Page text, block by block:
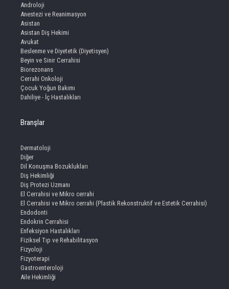
Androloji
Anestezi ve Reanimasyon
Asistan
Asistan Diş Hekimi
Avukat
Beslenme ve Diyetetik (Diyetisyen)
Beyin ve Sinir Cerrahisi
Biorezonans
Cerrahi Onkoloji
Çocuk Yoğun Bakımı
Dahiliye - İç Hastalıkları
Branşlar
Dermatoloji
Diğer
Dil Konuşma Bozuklukları
Diş Hekimliği
Diş Protezi Uzmanı
El Cerrahisi ve Mikro cerrahi
El Cerrahisi ve Mikro cerrahi (Plastik Rekonstruktif ve Estetik Cerrahisi)
Endodonti
Endokrin Cerrahisi
Enfeksiyon Hastalıkları
Fiziksel Tıp ve Rehabilitasyon
Fizyoloji
Fizyoterapi
Gastroenteroloji
Aile Hekimliği